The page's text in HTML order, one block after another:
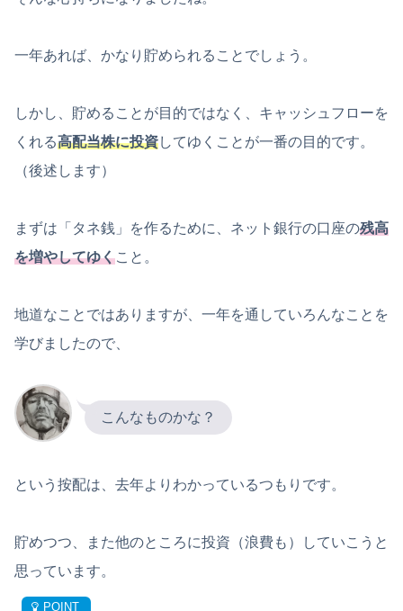
一年あれば、かなり貯められることでしょう。
しかし、貯めることが目的ではなく、キャッシュフローを
くれる高配当株に投資してゆくことが一番の目的です。
（後述します）
まずは「タネ銭」を作るために、ネット銀行の口座の残高
を増やしてゆくこと。
地道なことではありますが、一年を通していろんなことを
学びましたので、
こんなものかな？
という按配は、去年よりわかっているつもりです。
貯めつつ、また他のところに投資（浪費も）していこうと
思っています。